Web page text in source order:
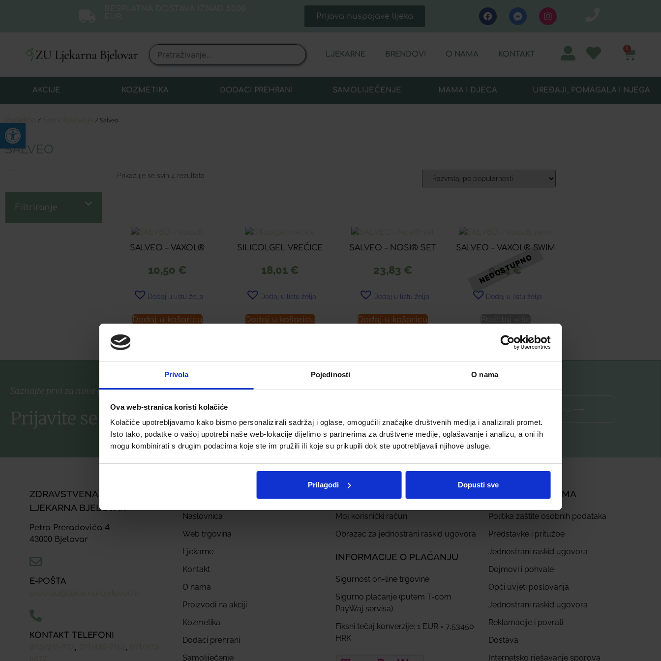
Privola Pojedinosti O nama
Ova web-stranica koristi kolačiće
Kolačiće upotrebljavamo kako bismo personalizirali sadržaj i oglase, omogućili značajke društvenih medija i analizirali promet.
Isto tako, podatke o vašoj upotrebi naše web-lokacije dijelimo s partnerima za društvene medije, oglašavanje i analizu, a oni ih
mogu kombinirati s drugim podacima koje ste im pružili ili koje su prikupili dok ste upotrebljavali njihove usluge.
Prilagodi Dopusti sve
Prijava nuspojave lijeka
LJEKARNE BRENDOVI O NAMA KONTAKT
0
AKCIJE KOZMETIKA DODACI PREHRANI SAMOLIJEČENJE MAMA I DJECA UREĐAJI, POMAGALA I NJEGA
/ / Salveo
SALVEO
Filtriranje
Prikazuje se svih 4 rezultata
SALVEO – VAXOL®
10,50 €
Dodaj u listu želja
Dodaj u košaricu
SILICOLGEL VREĆICE
18,01 €
Dodaj u listu želja
Dodaj u košaricu
SALVEO – NOSI® SET
23,83 €
Dodaj u listu želja
Dodaj u košaricu
SALVEO – VAXOL® SWIM
9,94€
Dodaj u listu želja
Saznajte prvi za nove proizvode i ekskluzivne promocije
Prijavite se na listu za novosti
ZDRAVSTVENA USTANOVA
LJEKARNA BJELOVAR
Petra Preradovića 4
43000 Bjelovar
E-POŠTA
KONTAKT TELEFONI
, ,
Naslovnica
Web trgovina
Ljekarne
Kontakt
O nama
Proizvodi na akciji
Kozmetika
Dodaci prehrani
Samoliječenje
Moj korisnički račun
Obrazac za jednostrani raskid ugovora
INFORMACIJE O PLAĆANJU
Sigurnost on-line trgovine
Sigurno plaćanje (putem T-com
PayWaj servisa)
Fiksni tečaj konverzije: 1 EUR = 7,53450
HRK
PODRŠKA KUPCIMA
Politika zaštite osobnih podataka
Predstavke i pritužbe
Jednostrani raskid ugovora
Dojmovi i pohvale
Opći uvjeti poslovanja
Jednostrani raskid ugovora
Reklamacije i povrati
Dostava
Internetsko rješavanje sporova
Open toolbar